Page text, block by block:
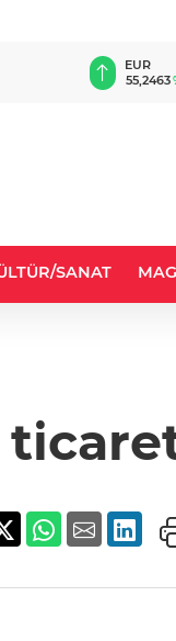
EUR
55,2463
SANAT